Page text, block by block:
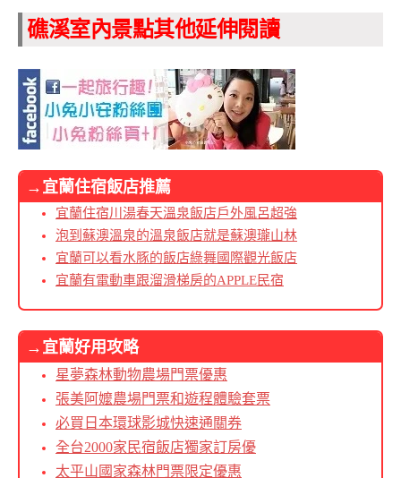
礁溪室內景點其他延伸閱讀
→宜蘭住宿飯店推薦
宜蘭住宿川湯春天溫泉飯店戶外風呂超強
泡到蘇澳溫泉的溫泉飯店就是蘇澳瓏山林
宜蘭可以看水豚的飯店綠舞國際觀光飯店
宜蘭有電動車跟溜滑梯房的APPLE民宿
→宜蘭好用攻略
星夢森林動物農場門票優惠
張美阿嬤農場門票和遊程體驗套票
必買日本環球影城快速通關券
全台2000家民宿飯店獨家訂房優
太平山國家森林門票限定優惠